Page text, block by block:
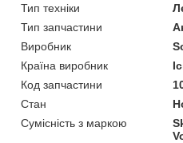
Тип техніки
Тип запчастини
Виробник
Країна виробник
Код запчастини
Стан
Сумісність з маркою